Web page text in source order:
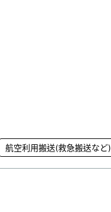
航空利用搬送(救急搬送など)